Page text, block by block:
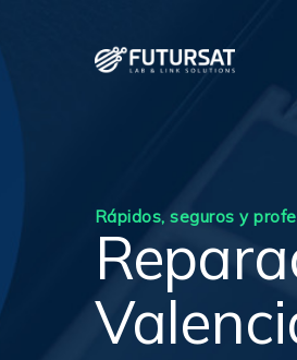
Rápidos, seguros y